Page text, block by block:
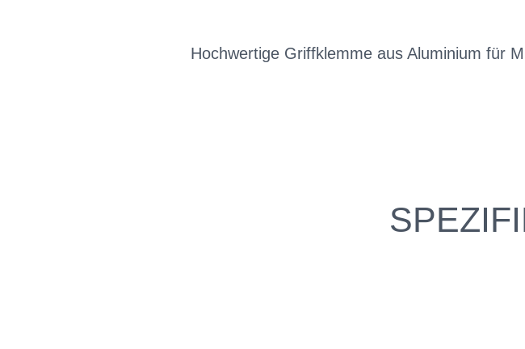
Hochwertige Griffklemme aus Aluminium für